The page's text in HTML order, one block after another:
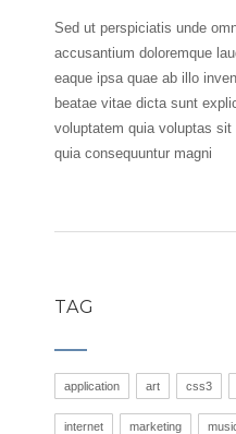
Sed ut perspiciatis unde
accusantium doloremque
eaque ipsa quae ab illo
beatae vitae dicta sunt
voluptatem quia voluptas
quia consequuntur magni
TAG
application art css3
internet marketing